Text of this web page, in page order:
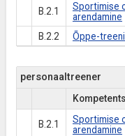
B.2.1
Sportimise
arendamine
B.2.2 Õppe-
personaaltreener
Kompetents
B.2.1
Sportimise
arendamine